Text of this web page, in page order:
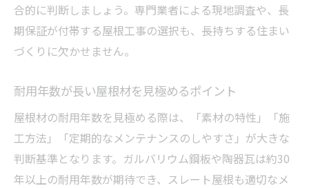
合的に判断しましょう。専門業者による現地調査や、長
期保証が付帯する屋根工事の選択も、長持ちする住まい
づくりに欠かせません。
耐用年数が長い屋根材を見極めるポイント
屋根材の耐用年数を見極める際は、「素材の特性」「施
工方法」「定期的なメンテナンスのしやすさ」が大きな
判断基準となります。ガルバリウム鋼板や陶器瓦は約30
年以上の耐用年数が期待でき、スレート屋根も適切なメ